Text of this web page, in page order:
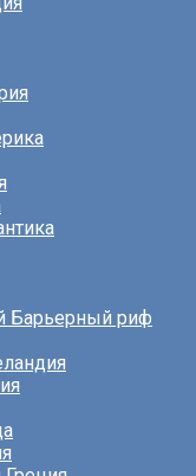
Барьерный риф